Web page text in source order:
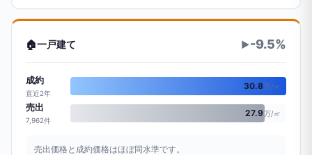
🏠一戸建て ▶-9.5%
成約
直近2年
30.8万/㎡
売出
7,962件
27.9万/㎡
売出価格と成約価格はほぼ同水準です。